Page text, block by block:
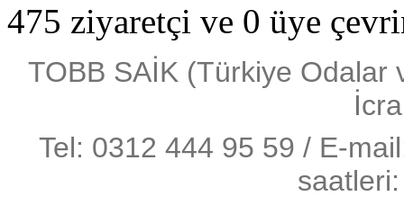
475 ziyaretçi ve 0 üye
TOBB SAİK (Türkiye Odalar
Tel: 0312 444 95 59 / E-